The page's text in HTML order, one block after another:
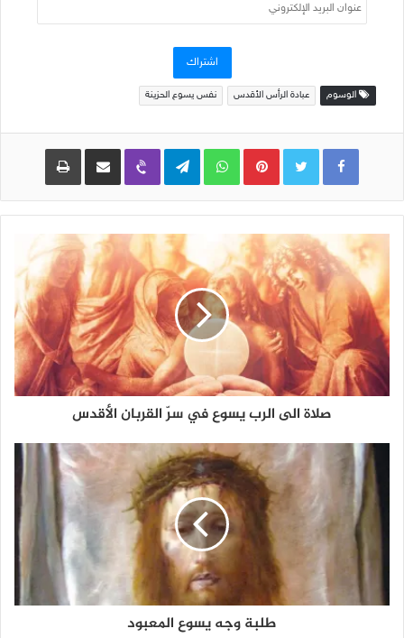
عنوان
البريد
اشتراك
الوسوم عبادة الرأس الأقدس نفس يسوع الحزينة
Pinterest
WhatsApp
Telegram
Viber مشاركة عبر البريد طباعة
صلاة الى الرب يسوع في سرّ القربان الأقدس
طلبة وجه يسوع المعبود